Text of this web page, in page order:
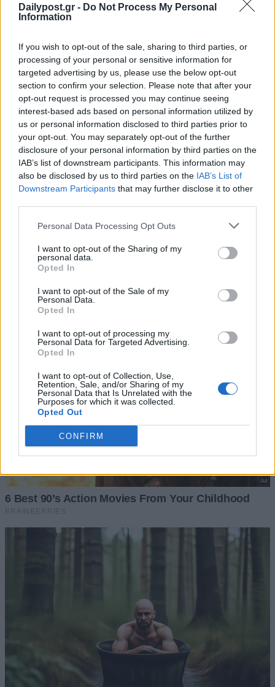
Dailypost.gr - Do Not Process My Personal
Information
If you wish to opt-out of the sale, sharing to third parties, or
processing of your personal or sensitive information for
targeted advertising by us, please use the below opt-out
section to confirm your selection. Please note that after your
opt-out request is processed you may continue seeing
interest-based ads based on personal information utilized by
us or personal information disclosed to third parties prior to
your opt-out. You may separately opt-out of the further
disclosure of your personal information by third parties on the
IAB’s list of downstream participants. This information may
also be disclosed by us to third parties on the IAB’s List of
Downstream Participants that may further disclose it to other
Personal Data Processing Opt Outs
I want to opt-out of the Sharing of my
personal data.
Opted In
I want to opt-out of the Sale of my
Personal Data.
Opted In
I want to opt-out of processing my
Personal Data for Targeted Advertising.
Opted In
I want to opt-out of Collection, Use,
Retention, Sale, and/or Sharing of my
Personal Data that Is Unrelated with the
Purposes for which it was collected.
Opted Out
CONFIRM